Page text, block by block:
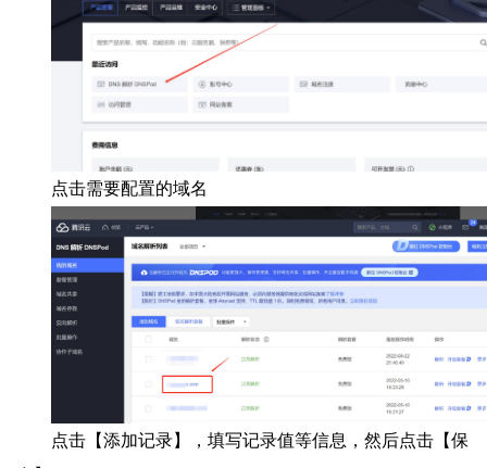
点击需要配置的域名
点击【添加记录】，填写记录值等信息，然后点击【保